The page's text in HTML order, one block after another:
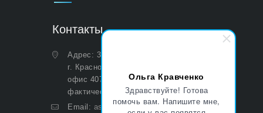
Ольга Кравченко
Здравствуйте! Готова
помочь вам. Напишите мне,
Контакты
Адрес: 350051, Краснодарский край,
г. Краснодар, ул. Дальняя, д. 27,
офис 407 (Юридический и
фактический)
Email: asp@aoasp.ru